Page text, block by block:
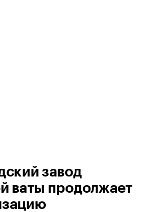
завод
ваты продолжает